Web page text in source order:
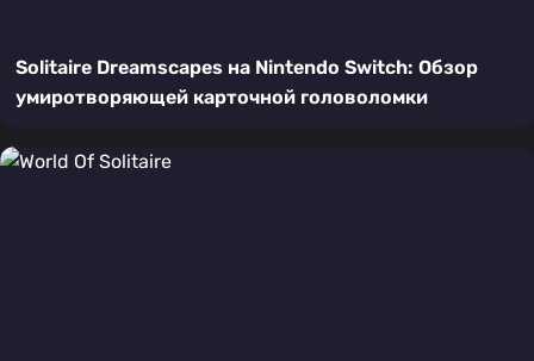
Solitaire Dreamscapes на Nintendo Switch: Обзор
умиротворяющей карточной головоломки